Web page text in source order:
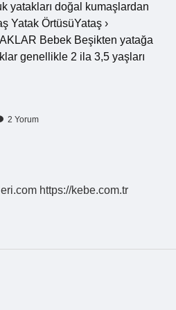
yatakları doğal kumaşlardan
Yatak ÖrtüsüYataş ›
Bebek Beşikten yatağa
genellikle 2 ila 3,5 yaşları
2 Yorum
https://kebe.com.tr